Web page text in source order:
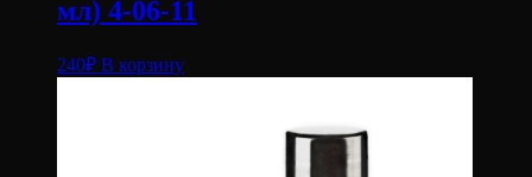
мл) 4-06-11
240₽ В корзину